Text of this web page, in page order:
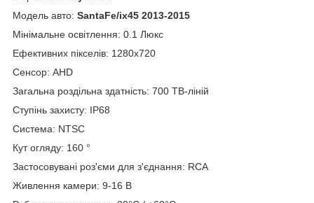
Модель авто: SantaFe/ix45 2013-2015
Мінімальне освітлення: 0.1 Люкс
Ефективних пікселів: 1280x720
Сенсор: AHD
Загальна роздільна здатність: 700 ТВ-ліній
Ступінь захисту: IP68
Система: NTSC
Кут огляду: 160 °
Застосовувані роз'єми для з'єднання: RCA
Живлення камери: 9-16 В